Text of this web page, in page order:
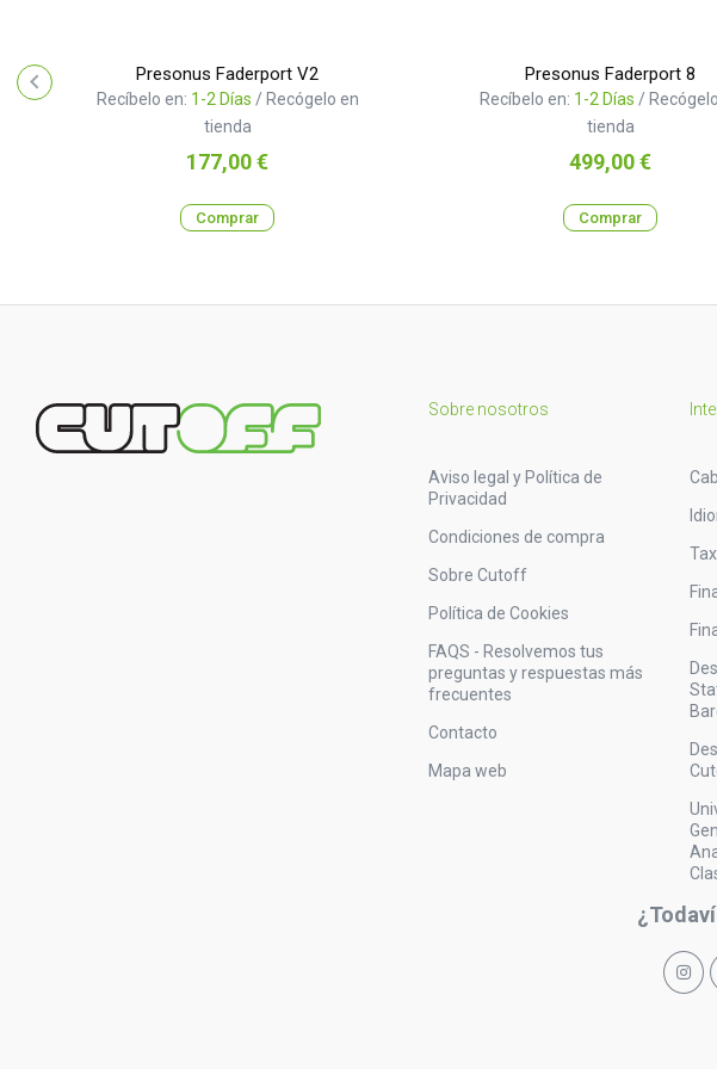
Presonus Faderport V2
Recíbelo en: 1-2 Días / Recógelo en
tienda
Precio
177,00 €
Comprar
Presonus Faderport 8
Recíbelo en: 1-2 Días /
tienda
Precio
499,00 €
Comprar
Sobre nosotros
Aviso legal y Política de
Privacidad
Condiciones de compra
Sobre Cutoff
Política de Cookies
FAQS - Resolvemos tus
preguntas y respuestas más
frecuentes
Contacto
Mapa web